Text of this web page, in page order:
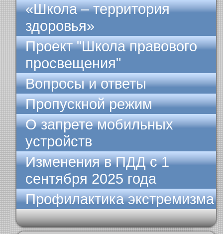
«Школа – территория
здоровья»
Проект "Школа правового
просвещения"
Вопросы и ответы
Пропускной режим
О запрете мобильных
устройств
Изменения в ПДД с 1
сентября 2025 года
Профилактика экстремизма